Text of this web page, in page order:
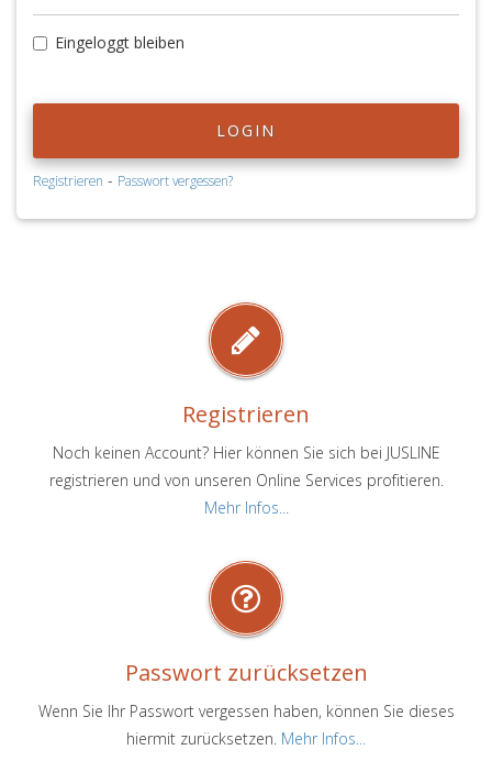
Eingeloggt bleiben
LOGIN
Registrieren - Passwort vergessen?
Registrieren
Noch keinen Account? Hier können Sie sich bei JUSLINE
registrieren und von unseren Online Services profitieren.
Mehr Infos...
Passwort zurücksetzen
Wenn Sie Ihr Passwort vergessen haben, können Sie dieses
hiermit zurücksetzen. Mehr Infos...